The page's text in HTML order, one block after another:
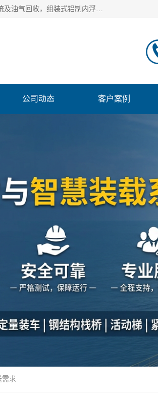
连云港爱德石化机械有限公司主要产品有：鹤管、旋转接头、密封圈、输油臂、储运定量装车系统及油气回收，组装式铝制内浮盘及油罐附件、钢结构栈桥/平台、活动梯、紧急脱离拉断阀等。完备的制造和检测手段以及高素质的员工确保了产品的质量。
公司动态 客户案例
需求